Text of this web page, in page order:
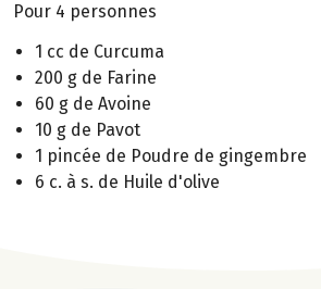
Pour 4 personnes
1 cc de Curcuma
200 g de Farine
60 g de Avoine
10 g de Pavot
1 pincée de Poudre de gingembre
6 c. à s. de Huile d'olive